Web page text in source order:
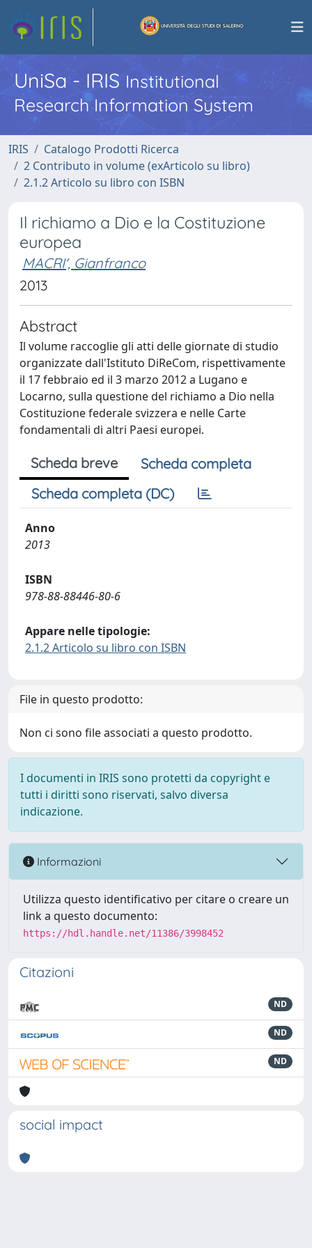
UniSa - IRISInstitutional
Research Information System
IRIS
Catalogo Prodotti Ricerca
2 Contributo in volume (exArticolo su libro)
2.1.2 Articolo su libro con ISBN
Il richiamo a Dio e la Costituzione
europea
MACRI', Gianfranco
2013
Abstract
Il volume raccoglie gli atti delle giornate di studio
organizzate dall'Istituto DiReCom, rispettivamente
il 17 febbraio ed il 3 marzo 2012 a Lugano e
Locarno, sulla questione del richiamo a Dio nella
Costituzione federale svizzera e nelle Carte
fondamentali di altri Paesi europei.
Scheda breve
Scheda completa
Scheda completa (DC)
Anno
2013
ISBN
978-88-88446-80-6
Appare nelle tipologie:
2.1.2 Articolo su libro con ISBN
File in questo prodotto:
Non ci sono file associati a questo prodotto.
I documenti in IRIS sono protetti da copyright e
tutti i diritti sono riservati, salvo diversa
indicazione.
Informazioni
Utilizza questo identificativo per citare o creare un
link a questo documento:
https://hdl.handle.net/11386/3998452
Citazioni
ND
ND
ND
social impact